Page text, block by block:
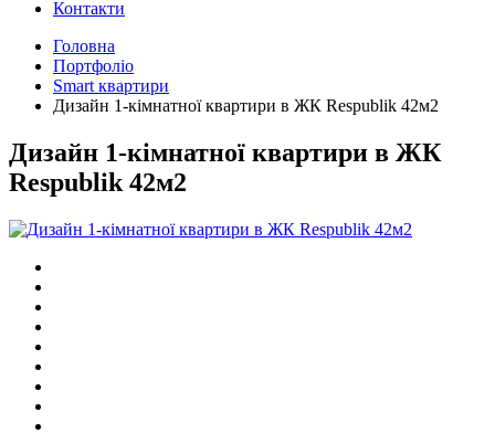
Контакти
Головна
Портфоліо
Smart квартири
Дизайн 1-кімнатної квартири в ЖК Respublik 42м2
Дизайн 1-кімнатної квартири в ЖК
Respublik 42м2